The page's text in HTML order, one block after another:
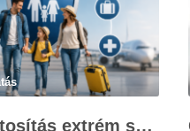
Utasbiztosítás extrém sportokra és krónikus betegségek esetén: mire figyelj utazás előtt?